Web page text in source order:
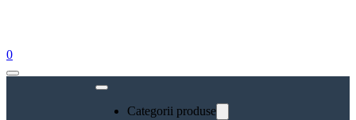
0
Categorii produse